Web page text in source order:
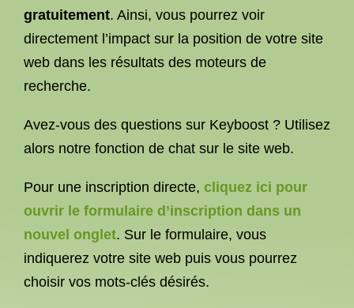
gratuitement. Ainsi, vous pourrez voir
directement l’impact sur la position de votre site
web dans les résultats des moteurs de
recherche.
Avez-vous des questions sur Keyboost ? Utilisez
alors notre fonction de chat sur le site web.
Pour une inscription directe, cliquez ici pour
ouvrir le formulaire d’inscription dans un
nouvel onglet. Sur le formulaire, vous
indiquerez votre site web puis vous pourrez
choisir vos mots-clés désirés.